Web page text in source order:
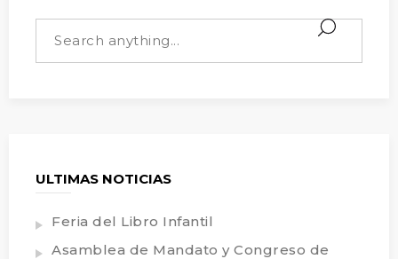
ULTIMAS NOTICIAS
Feria del Libro Infantil
Asamblea de Mandato y Congreso de